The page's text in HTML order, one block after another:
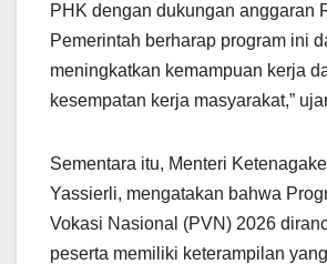
PHK dengan dukungan anggaran
Pemerintah berharap program ini
meningkatkan kemampuan kerja
kesempatan kerja masyarakat,”
Sementara itu, Menteri
Yassierli, mengatakan bahwa
Vokasi Nasional (PVN) 2026
peserta memiliki keterampilan